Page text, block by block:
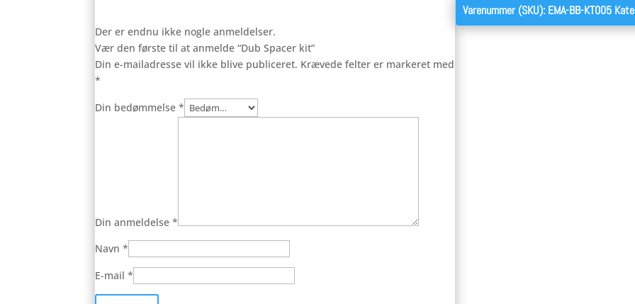
Der er endnu ikke nogle anmeldelser.
Vær den første til at anmelde “Dub Spacer kit”
Din e-mailadresse vil ikke blive publiceret. Krævede felter er markeret med
*
Din bedømmelse*
Din anmeldelse*
Navn*
E-mail*
Varenummer (SKU): EMA-BB-KT005